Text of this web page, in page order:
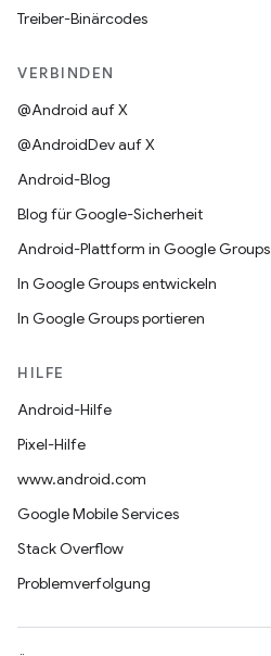
Treiber-Binärcodes
VERBINDEN
@Android auf X
@AndroidDev auf X
Android-Blog
Blog für Google-Sicherheit
Android-Plattform in Google Groups
In Google Groups entwickeln
In Google Groups portieren
HILFE
Android-Hilfe
Pixel-Hilfe
www.android.com
Google Mobile Services
Stack Overflow
Problemverfolgung